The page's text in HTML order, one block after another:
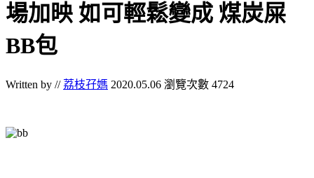
場加映 如可輕鬆變成 煤炭屎
BB包
Written by // 荔枝孖媽 2020.05.06 瀏覽次數 4724